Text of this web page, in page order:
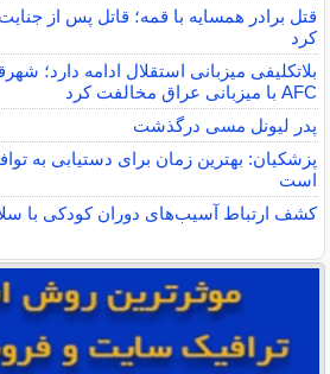
قتل برادر همسایه با قمه؛ قاتل پس از
کرد
بلاتکلیفی میزبانی استقلال ادامه دارد؛
AFC با میزبانی عراق مخالفت کرد
پدر لیونل مسی درگذشت
پزشکیان: بهترین زمان برای دستیابی به
است
کشف ارتباط آسیب‌های دوران کودکی با